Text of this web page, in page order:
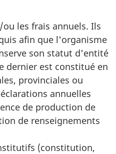
les frais annuels. Ils
afin que l'organisme
son statut d'entité
dernier est constitué en
provinciales ou
annuelles
de production de
de renseignements
(constitution,